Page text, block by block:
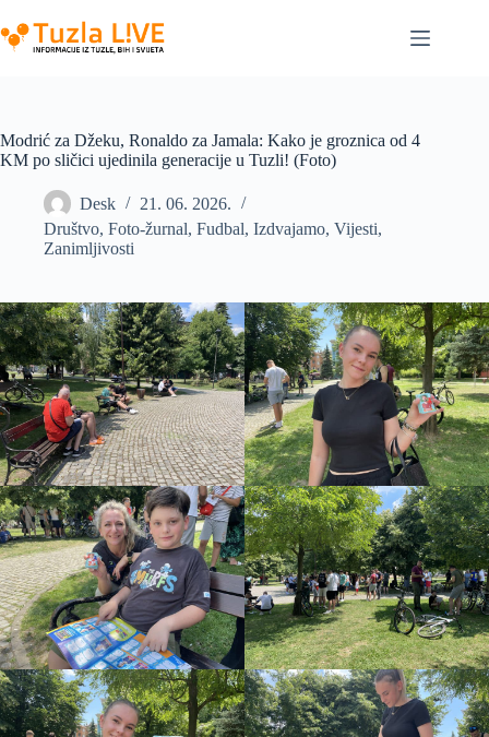
to
content
Modrić za Džeku, Ronaldo za Jamala: Kako je groznica od 4
KM po sličici ujedinila generacije u Tuzli! (Foto)
Desk
21. 06. 2026.
Društvo, Foto-žurnal, Fudbal, Izdvajamo, Vijesti,
Zanimljivosti